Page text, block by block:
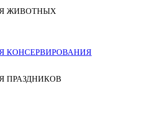
ЖИВОТНЫХ
КОНСЕРВИРОВАНИЯ
ПРАЗДНИКОВ